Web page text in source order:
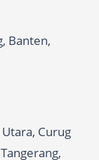
Banten,
Utara, Curug